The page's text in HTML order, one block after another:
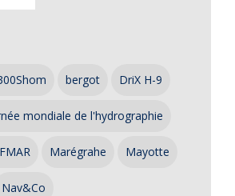
bergot DriX H-9
mondiale de l'hydrographie
Marégrahe Mayotte
Nav&Co